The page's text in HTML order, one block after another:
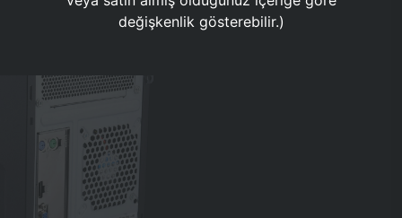
değişkenlik gösterebilir.)